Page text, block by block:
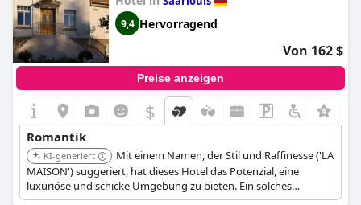
9,4 Hervorragend
Von 162 $
Preise anzeigen
$
Romantik
KI-generiert
Mit einem Namen, der Stil und Raffinesse ('LA
MAISON') suggeriert, hat dieses Hotel das Potenzial, eine
luxuriöse und schicke Umgebung zu bieten. Ein solches
Ambiente kann einen romantischen Städtetrip bereichern.